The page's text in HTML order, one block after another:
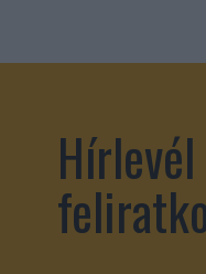
Hírlevél